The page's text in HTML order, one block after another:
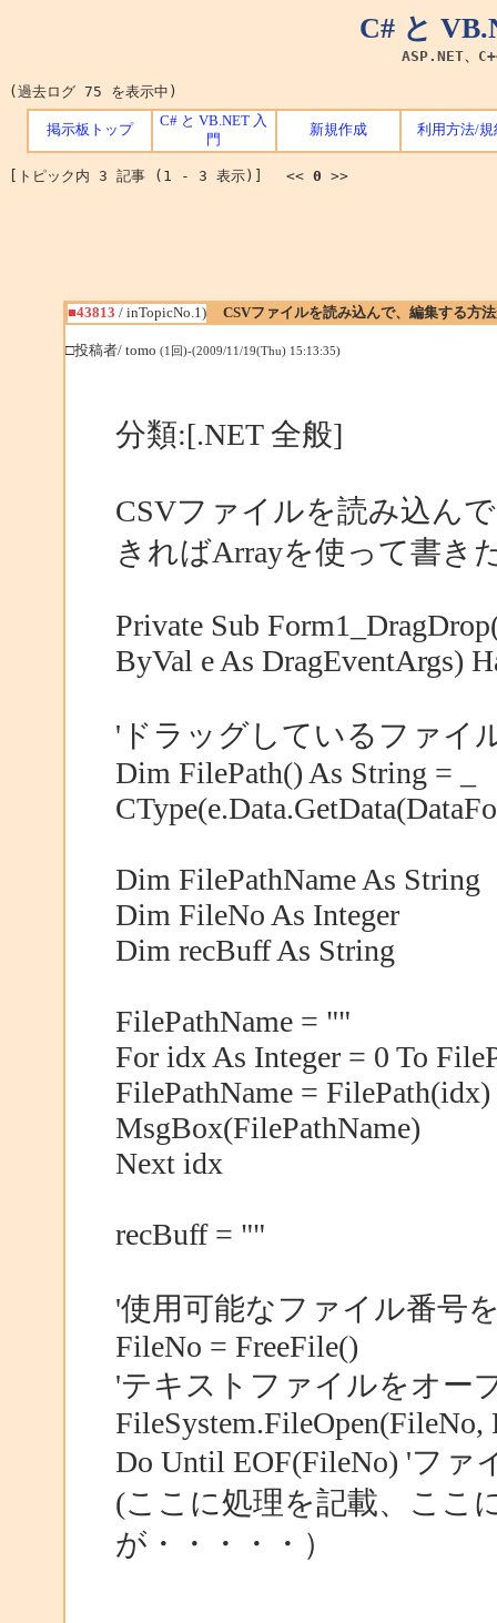
C# と
ASP.NET、
(過去ログ 75 を表示中)
掲示板トップ
C# と VB.NET 入
門
新規作成 利用方法/規
[トピック内 3 記事 (1 - 3 表示)] << 0 >>
■43813 / inTopicNo.1) CSVファイルを読み込んで、編集する方
□投稿者/ tomo (1回)-(2009/11/19(Thu) 15:13:35)
分類:[.NET 全般]
CSVファイルを読み込ん
きればArrayを使って書き
Private Sub
ByVal e As DragEventArgs)
'ドラッグしているファイ
Dim FilePath() As String = _
Dim FilePathName As String
Dim FileNo As Integer
Dim recBuff As String
FilePathName = ""
For idx As Integer = 0 To
FilePathName =
MsgBox(FilePathName)
Next idx
recBuff = ""
'使用可能なファイル番号
FileNo = FreeFile()
'テキストファイルをオー
FileSystem.FileOpen(FileNo,
Do Until EOF(FileNo) 'フ
(ここに処理を記載、ここ
が・・・・・）